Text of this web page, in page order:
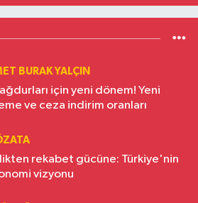
BURAK YALÇIN
için yeni dönem! Yeni
ve ceza indirim oranları
rekabet gücüne: Türkiye'nin
vizyonu